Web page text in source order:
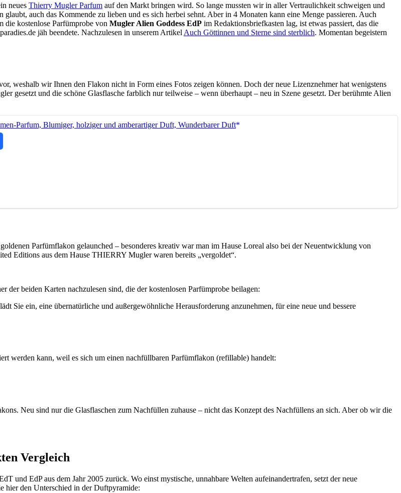
neues Thierry Mugler Parfum auf den Markt bringen wird. So lange mussten wir in aller Vertraulichkeit schweigen und
auch das Kommende zu lieben und es sich herbei sehnt. Aber in 4 Monaten kann eine Menge passieren. Auch
die kostenlose Parfümprobe von Mugler Alien Goddess EdP im Redaktionsbriefkasten lag, ist etwas passiert, das die
jäh beendete. Nachzulesen in unserem Artikel Auch Göttinnen und Sterne sind sterblich. Momentan begeistern
weshalb wir Ihnen den Flakon nicht in Form eines Fotos zeigen können. Doch der neue Lizenznehmer hat wenigstens
gesetzt und die schöne Glasflasche farblich nur teilweise – wenn überhaupt – neu in Szene gesetzt. Der berühmte Alien
Parfum, Blumiger, holziger und amberartiger Duft, Wunderbarer Duft
Parfümflakon gelaunched – besonderes kreativ war man im Hause Loreal also bei der Neuentwicklung von
Editions aus dem Hause THIERRY Mugler waren bereits „vergoldet“.
beiden Karten nachzulesen sind, die der kostenlosen Parfümprobe beilagen:
Sie ein, eine übernatürliche und außergewöhnliche Herausforderung anzunehmen, für eine neue und bessere
werden kann, weil es sich um einen nachfüllbaren Parfümflakon (refillable) handelt:
Neu sind nur die Glasflaschen zum Nachfüllen zuhause – nicht das Konzept des Nachfüllens an sich. Aber ob wir die
Vergleich
EdP aus dem Jahr 2005 zurück. Wo einst mystische, unnahbare Welten aufeinandertrafen, setzt der neue
hier den Unterschied in der Duftpyramide: